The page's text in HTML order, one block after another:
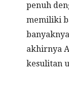
penuh
memiliki
akhirnya
kesulitan